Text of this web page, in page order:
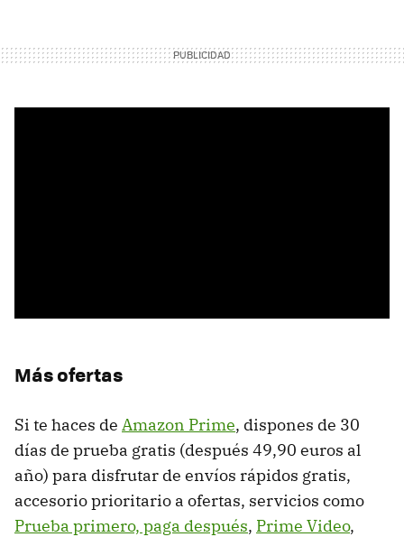
Más ofertas
Si te haces de Amazon Prime, dispones de 30
días de prueba gratis (después 49,90 euros al
año) para disfrutar de envíos rápidos gratis,
accesorio prioritario a ofertas, servicios como
Prueba primero, paga después, Prime Video,